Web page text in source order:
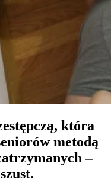
która
metodą
–